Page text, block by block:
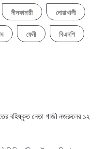
নীলফামারী নোয়াখালী
ফেনী বিএনপি
বহিষ্কৃত নেতা গাজী নজরুলের ১২